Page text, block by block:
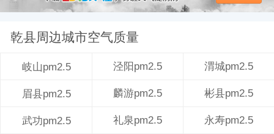
乾县周边城市空气质量
岐山pm2.5 泾阳pm2.5 渭城pm2.5
眉县pm2.5 麟游pm2.5 彬县pm2.5
武功pm2.5 礼泉pm2.5 永寿pm2.5